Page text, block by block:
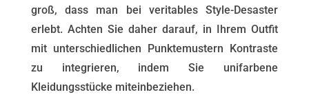
groß, dass man bei veritables Style-Desaster
erlebt. Achten Sie daher darauf, in Ihrem Outfit
mit unterschiedlichen Punktemustern Kontraste
zu integrieren, indem Sie unifarbene
Kleidungsstücke miteinbeziehen.